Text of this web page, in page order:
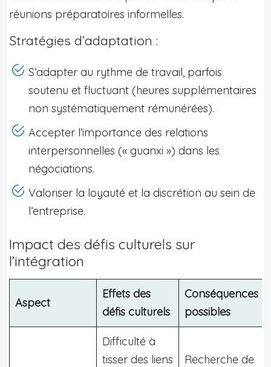
réunions préparatoires informelles.
Stratégies d’adaptation :
S’adapter au rythme de travail, parfois
soutenu et fluctuant (heures supplémentaires
non systématiquement rémunérées).
Accepter l’importance des relations
interpersonnelles (« guanxi ») dans les
négociations.
Valoriser la loyauté et la discrétion au sein de
l’entreprise.
Impact des défis culturels sur
l’intégration
Aspect
Effets des
défis culturels
Conséquences
possibles
Difficulté à
tisser des liens
Recherche de